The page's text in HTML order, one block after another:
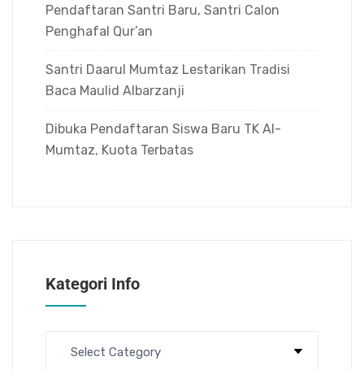
Pendaftaran Santri Baru, Santri Calon
Penghafal Qur’an
Santri Daarul Mumtaz Lestarikan Tradisi
Baca Maulid Albarzanji
Dibuka Pendaftaran Siswa Baru TK Al-
Mumtaz, Kuota Terbatas
Kategori Info